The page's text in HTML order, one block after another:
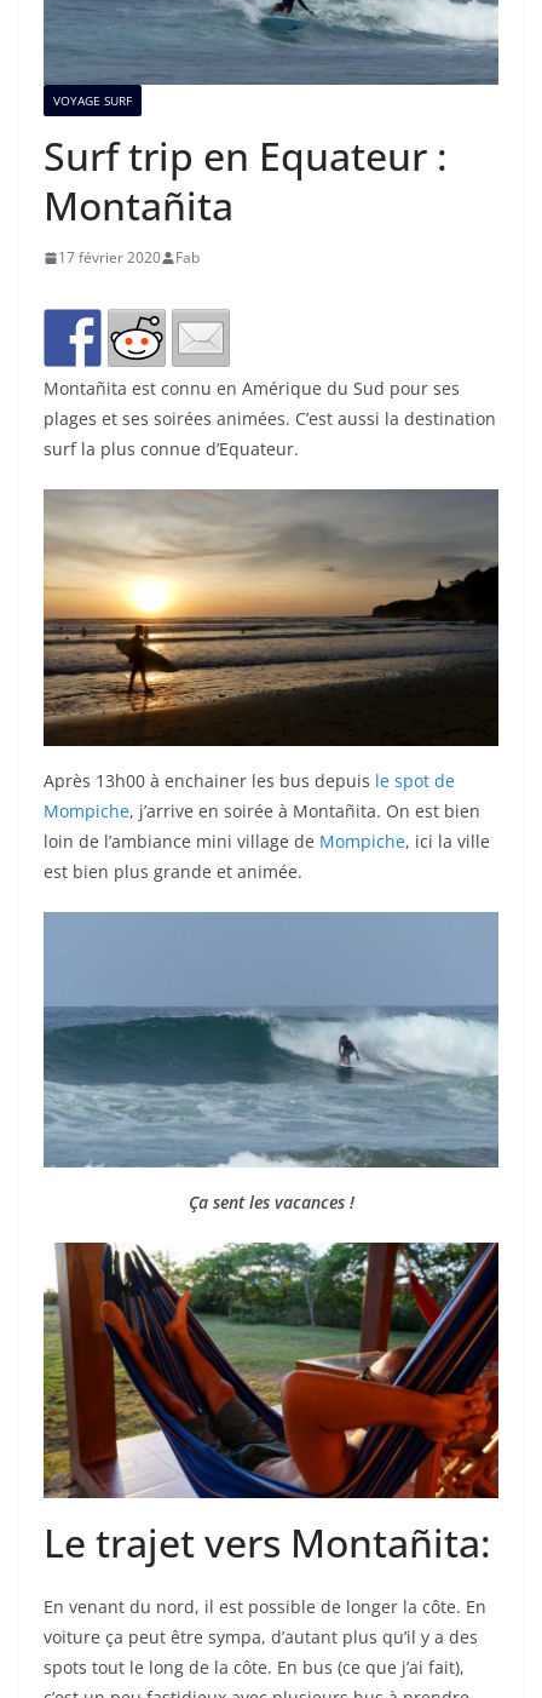
VOYAGE SURF
Surf trip en Equateur :
Montañita
17 février 2020 Fab
Montañita est connu en Amérique du Sud pour ses
plages et ses soirées animées. C’est aussi la destination
surf la plus connue d’Equateur.
Après 13h00 à enchainer les bus depuis le spot de
Mompiche, j’arrive en soirée à Montañita. On est bien
loin de l’ambiance mini village de Mompiche, ici la ville
est bien plus grande et animée.
Ça sent les vacances !
Le trajet vers Montañita:
En venant du nord, il est possible de longer la côte. En
voiture ça peut être sympa, d’autant plus qu’il y a des
spots tout le long de la côte. En bus (ce que j’ai fait),